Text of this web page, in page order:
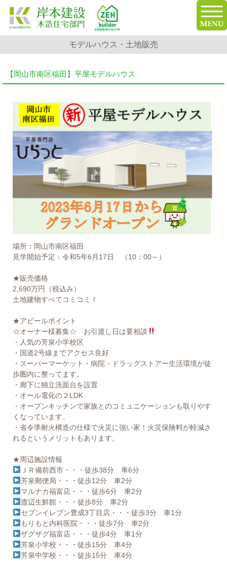
モデルハウス・土地販売
【岡山市南区福田】平屋モデルハウス
場所：岡山市南区福田
見学開始予定：令和5年6月17日 （10：00～）
★販売価格
2,690万円（税込み）
土地建物すべてコミコミ！
★アピールポイント
☆オーナー様募集☆ お引渡し日は要相談
・人気の芳泉小学校区
・国道2号線までアクセス良好
・スーパーマーケット・病院・ドラッグストアー生活環境が徒
歩圏内に整ってます。
・廊下に独立洗面台を設置
・オール電化の２LDK
・オープンキッチンで家族とのコミュニケーションも取りやす
くなっています。
・省令準耐火構造の仕様で火災に強い家！火災保険料が軽減さ
れるというメリットもあります。
★周辺施設情報
ＪＲ備前西市・・・徒歩38分 車6分
芳泉郵便局・・・徒歩12分 車2分
マルナカ福富店・・・徒歩6分 車2分
渡辺生鮮館・・・徒歩8分 車2分
セブンイレブン豊成3丁目店・・・徒歩3分 車1分
もりもと内科医院・・・徒歩7分 車2分
ザグザグ福富店・・・徒歩4分 車1分
芳泉小学校・・・徒歩15分 車4分
芳泉中学校・・・徒歩15分 車4分